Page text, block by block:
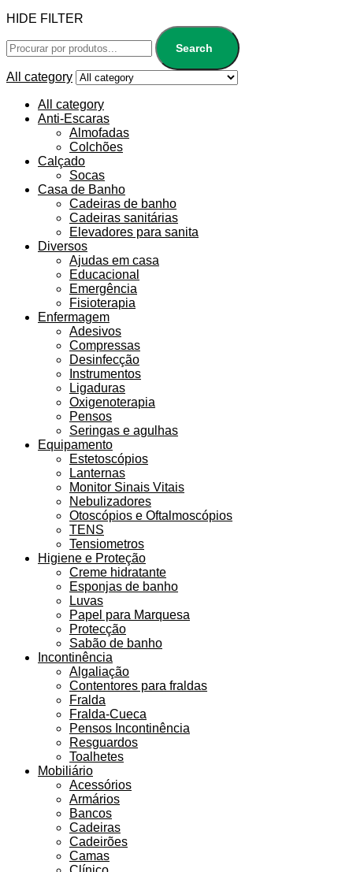
HIDE FILTER
Search
All category
All category
Anti-Escaras
Almofadas
Colchões
Calçado
Socas
Casa de Banho
Cadeiras de banho
Cadeiras sanitárias
Elevadores para sanita
Diversos
Ajudas em casa
Educacional
Emergência
Fisioterapia
Enfermagem
Adesivos
Compressas
Desinfecção
Instrumentos
Ligaduras
Oxigenoterapia
Pensos
Seringas e agulhas
Equipamento
Estetoscópios
Lanternas
Monitor Sinais Vitais
Nebulizadores
Otoscópios e Oftalmoscópios
TENS
Tensiometros
Higiene e Proteção
Creme hidratante
Esponjas de banho
Luvas
Papel para Marquesa
Protecção
Sabão de banho
Incontinência
Algaliação
Contentores para fraldas
Fralda
Fralda-Cueca
Pensos Incontinência
Resguardos
Toalhetes
Mobiliário
Acessórios
Armários
Bancos
Cadeiras
Cadeirões
Camas